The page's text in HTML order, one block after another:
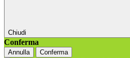
Chiudi
Conferma
Annulla Conferma